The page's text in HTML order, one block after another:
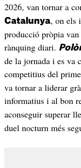
2026, van tornar a
Catalunya, on els
producció pròpia
rànquing diari.
de la jornada i es va
competitius del
va tornar a liderar
informatius i al bon
aconseguir superar
duel nocturn més